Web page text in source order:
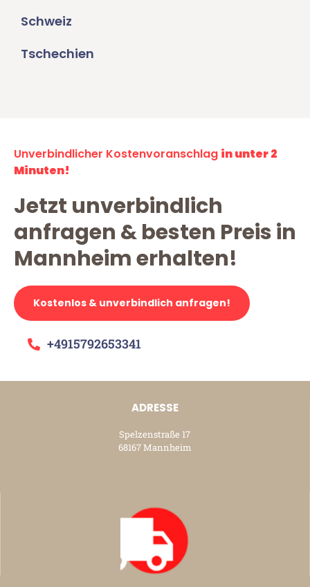
Schweiz
Tschechien
Unverbindlicher Kostenvoranschlag in unter 2
Minuten!
Jetzt unverbindlich
anfragen & besten Preis in
Mannheim erhalten!
Kostenlos & unverbindlich anfragen!
+4915792653341
ADRESSE
Spelzenstraße 17
68167 Mannheim